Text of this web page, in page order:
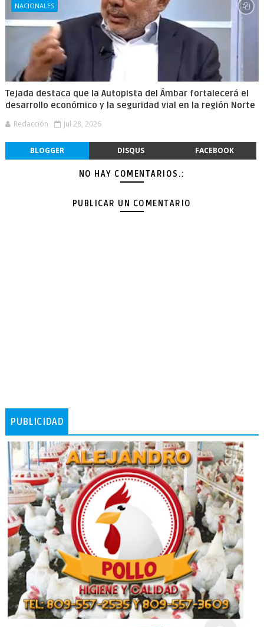
NACIONALES
Tejada destaca que la Autopista del Ámbar fortalecerá el
desarrollo económico y la seguridad vial en la región Norte
Redacción Jul 28, 2026
BLOGGER DISQUS FACEBOOK
NO HAY COMENTARIOS.:
PUBLICAR UN COMENTARIO
PUBLICIDAD